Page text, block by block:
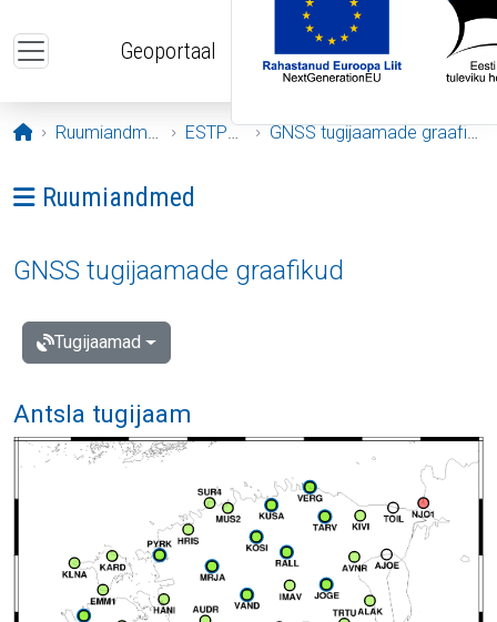
Geoportaal
Avaleht
Ruumiandmed ESTPOS GNSS tugijaamade graafikud
Ava menüü: Ruumiandmed
Ruumiandmed
GNSS tugijaamade graafikud
Tugijaamad
Antsla tugijaam